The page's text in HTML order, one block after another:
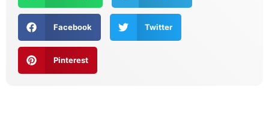
Facebook Twitter
Pinterest